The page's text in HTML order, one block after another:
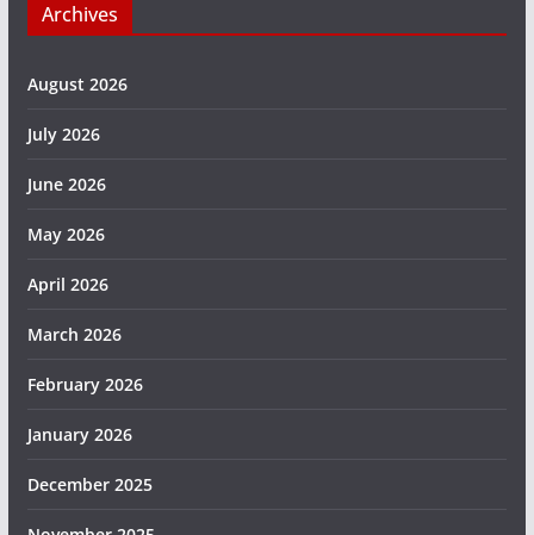
Archives
August 2026
July 2026
June 2026
May 2026
April 2026
March 2026
February 2026
January 2026
December 2025